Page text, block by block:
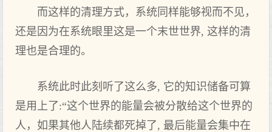
而这样的清理方式，系统同样能够视而不见，
还是因为在系统眼里这是一个末世世界, 这样的清
理也是合理的。
系统此时此刻听了这么多, 它的知识储备可算
是用上了:“这个世界的能量会被分散给这个世界的
人，如果其他人陆续都死掉了, 最后能量会集中在